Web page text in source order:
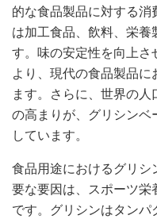
的な食品製品に対する
は加工食品、飲料、栄養
す。味の安定性を向上さ
より、現代の食品製品
ます。さらに、世界の
の高まりが、グリシンベ
しています。
食品用途におけるグリ
要な要因は、スポーツ栄
です。グリシンはタンパ